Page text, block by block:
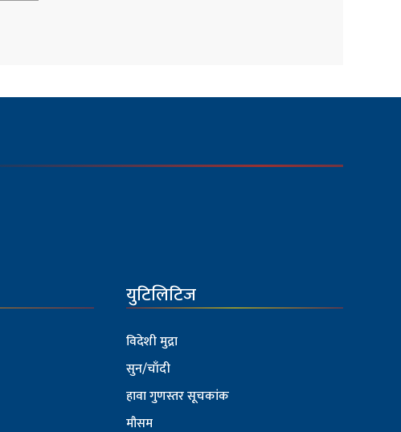
युटिलिटिज
विदेशी मुद्रा
सुन/चाँदी
हावा गुणस्तर सूचकांक
मौसम